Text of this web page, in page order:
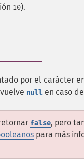
10).
por el carácter
null en caso
false, pero
para más